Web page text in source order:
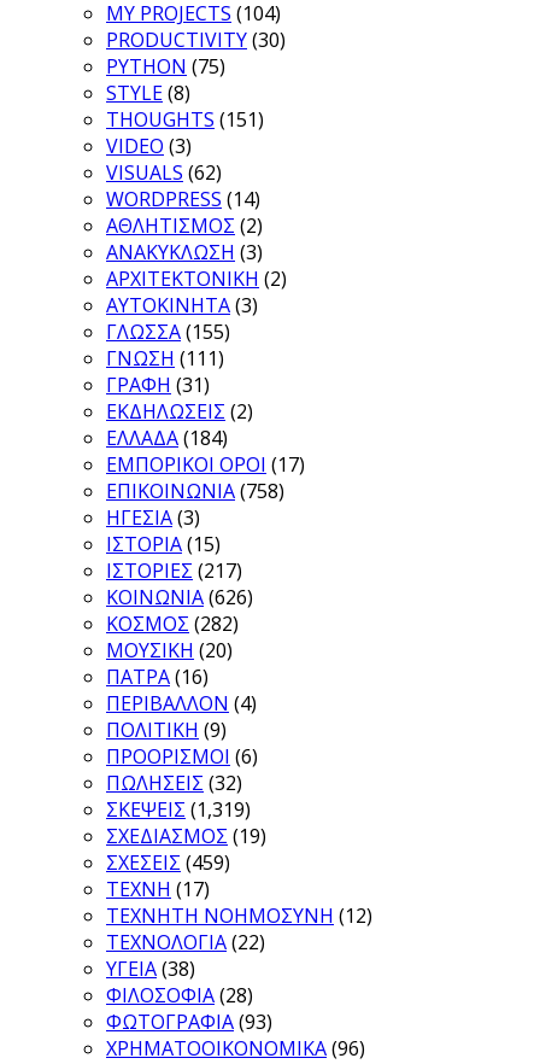
MY PROJECTS (104)
PRODUCTIVITY(30)
PYTHON (75)
STYLE(8)
THOUGHTS (151)
VIDEO (3)
VISUALS (62)
WORDPRESS (14)
ΑΘΛΗΤΙΣΜΟΣ (2)
ΑΝΑΚΥΚΛΩΣΗ (3)
ΑΡΧΙΤΕΚΤΟΝΙΚΗ (2)
ΑΥΤΟΚΙΝΗΤΑ(3)
ΓΛΩΣΣΑ(155)
ΓΝΩΣΗ (111)
ΓΡΑΦΗ (31)
ΕΚΔΗΛΩΣΕΙΣ (2)
ΕΛΛΑΔΑ(184)
ΕΜΠΟΡΙΚΟΙ ΟΡΟΙ (17)
ΕΠΙΚΟΙΝΩΝΙΑ(758)
ΗΓΕΣΙΑ(3)
ΙΣΤΟΡΙΑ(15)
ΙΣΤΟΡΙΕΣ (217)
ΚΟΙΝΩΝΙΑ(626)
ΚΟΣΜΟΣ (282)
ΜΟΥΣΙΚΗ (20)
ΠΑΤΡΑ(16)
ΠΕΡΙΒΑΛΛΟΝ (4)
ΠΟΛΙΤΙΚΗ (9)
ΠΡΟΟΡΙΣΜΟΙ (6)
ΠΩΛΗΣΕΙΣ (32)
ΣΚΕΨΕΙΣ (1,319)
ΣΧΕΔΙΑΣΜΟΣ (19)
ΣΧΕΣΕΙΣ (459)
ΤΕΧΝΗ (17)
ΤΕΧΝΗΤΗ ΝΟΗΜΟΣΥΝΗ (12)
ΤΕΧΝΟΛΟΓΙΑ(22)
ΥΓΕΙΑ(38)
ΦΙΛΟΣΟΦΙΑ(28)
ΦΩΤΟΓΡΑΦΙΑ(93)
ΧΡΗΜΑΤΟΟΙΚΟΝΟΜΙΚΑ(96)